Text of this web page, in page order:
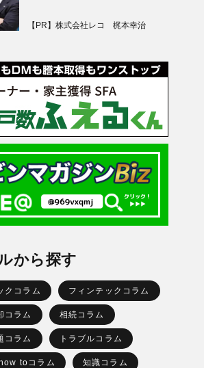
【PR】株式会社レコ 梶本幸治
から探す
クコラム フィンテックコラム
コラム 相続コラム
コラム トラブルコラム
toコラム 知識コラム